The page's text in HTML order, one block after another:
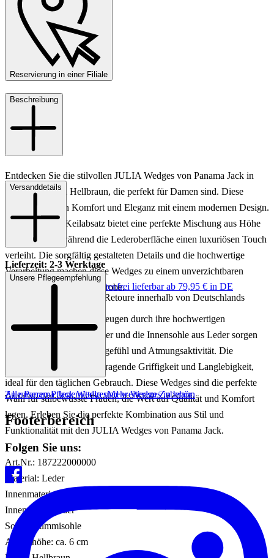
Reservierung in einer Filiale
Beschreibung
Entdecken Sie die stilvollen JULIA Wedges von Panama Jack in
einem eleganten Hellbraun, die perfekt für Damen sind. Diese
Schuhe vereinen Komfort und Eleganz mit einem modernen Design.
Der 6 cm hohe Keilabsatz bietet eine perfekte Mischung aus Höhe
und Stabilität, während die Lederoberfläche einen luxuriösen Touch
verleiht. Die sorgfältig gestalteten Details und die hochwertige
Verarbeitung machen diese Wedges zu einem unverzichtbaren
Accessoire für jede Garderobe.
Die JULIA Wedges überzeugen durch ihre hochwertigen
Materialien. Das Innenfutter und die Innensohle aus Leder sorgen
für ein angenehmes Tragegefühl und Atmungsaktivität. Die
Gummisohle bietet hervorragende Griffigkeit und Langlebigkeit,
ideal für den täglichen Gebrauch. Diese Wedges sind die perfekte
Wahl für stilbewusste Frauen, die Wert auf Qualität und Komfort
legen. Erleben Sie die perfekte Kombination aus Stil und
Funktionalität mit den JULIA Wedges von Panama Jack.
Art.Nr.: 187222000000
Material: Leder
Innenmaterial: Leder
Innensohle: Leder
Sohle: Gummisohle
Absatzhöhe: ca. 6 cm
Versanddetails
Lieferzeit: 2-3 Werktage
Keine Versandkosten:
kostenfrei lieferbar ab 79,95 € in DE
Einfache und Kostenlose Retoure innerhalb von Deutschlands
Unsere Pflegeempfehlung
Zu unseren Pflegemitteln und weiterem Zubehör
Alle Panama Jack WedgesMehr Wedges in braun
Footerbereich
Folgen Sie uns: